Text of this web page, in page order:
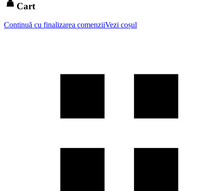
Cart
Continuă cu finalizarea comenziiVezi coșul